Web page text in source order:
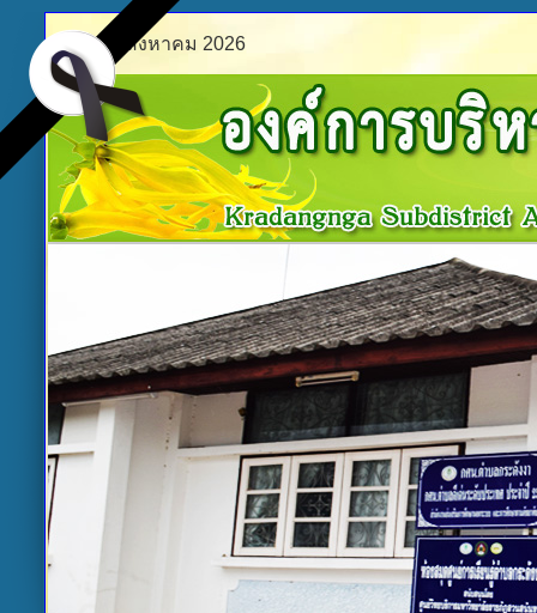
เสาร์ 8 สิงหาคม 2026